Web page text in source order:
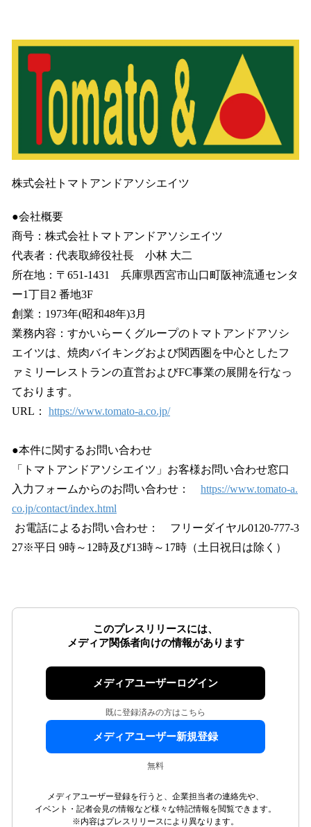
株式会社トマトアンドアソシエイツ
●会社概要
商号：株式会社トマトアンドアソシエイツ
代表者：代表取締役社長 小林 大二
所在地：〒651-1431 兵庫県西宮市山口町阪神流通センタ
ー1丁目2 番地3F
創業：1973年(昭和48年)3月
業務内容：すかいらーくグループのトマトアンドアソシ
エイツは、焼肉バイキングおよび関西圏を中心としたフ
ァミリーレストランの直営およびFC事業の展開を行なっ
ております。
URL： https://www.tomato-a.co.jp/
●本件に関するお問い合わせ
「トマトアンドアソシエイツ」お客様お問い合わせ窓口
入力フォームからのお問い合わせ： https://www.tomato-a.
co.jp/contact/index.html
お電話によるお問い合わせ： フリーダイヤル0120-777-3
27※平日 9時～12時及び13時～17時（土日祝日は除く）
このプレスリリースには、
メディア関係者向けの情報があります
メディアユーザーログイン
既に登録済みの方はこちら
メディアユーザー新規登録
無料
メディアユーザー登録を行うと、企業担当者の連絡先や、
イベント・記者会見の情報など様々な特記情報を閲覧できます。
※内容はプレスリリースにより異なります。